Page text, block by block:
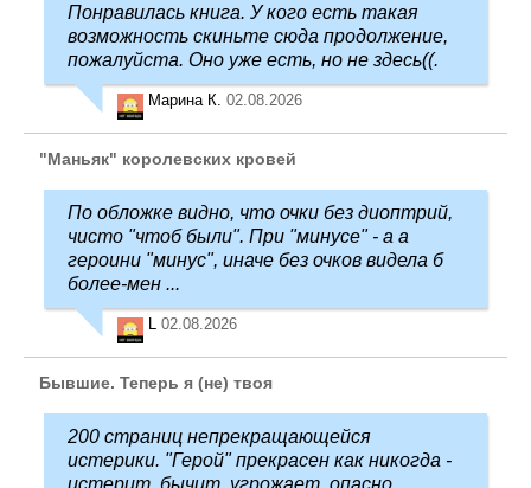
Понравилась книга. У кого есть такая
возможность скиньте сюда продолжение,
пожалуйста. Оно уже есть, но не здесь((.
Марина К. 02.08.2026
"Маньяк" королевских кровей
По обложке видно, что очки без диоптрий,
чисто "чтоб были". При "минусе" - а а
героини "минус", иначе без очков видела б
более-мен ...
02.08.2026
Бывшие. Теперь я (не) твоя
200 страниц непрекращающейся
истерики. "Герой" прекрасен как никогда -
истерит, бычит, угрожает, опасно